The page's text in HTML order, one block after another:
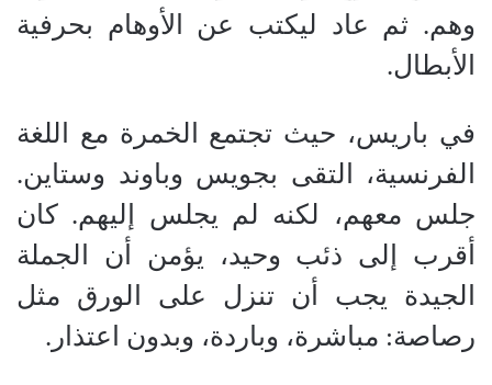
وهم. ثم عاد ليكتب عن الأوهام بحرفية
الأبطال.
في باريس، حيث تجتمع الخمرة مع اللغة
الفرنسية، التقى بجويس وباوند وستاين.
جلس معهم، لكنه لم يجلس إليهم. كان
أقرب إلى ذئب وحيد، يؤمن أن الجملة
الجيدة يجب أن تنزل على الورق مثل
رصاصة: مباشرة، وباردة، وبدون اعتذار.